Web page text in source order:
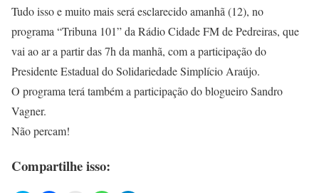
Tudo isso e muito mais será esclarecido amanhã (12), no
programa “Tribuna 101” da Rádio Cidade FM de Pedreiras, que
vai ao ar a partir das 7h da manhã, com a participação do
Presidente Estadual do Solidariedade Simplício Araújo.
O programa terá também a participação do blogueiro Sandro
Vagner.
Não percam!
Compartilhe isso: